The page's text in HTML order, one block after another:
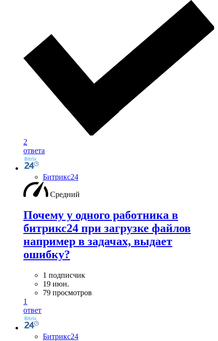
2
ответа
Битрикс24
Средний
Почему у одного работника в
битрикс24 при загрузке файлов
например в задачах, выдает
ошибку?
1 подписчик
19 июн.
79 просмотров
1
ответ
Битрикс24